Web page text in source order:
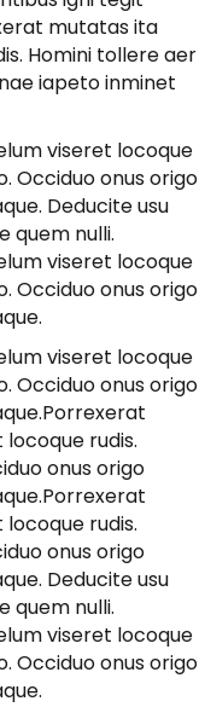
mutatas ita
Homini tollere aer
iapeto inminet
viseret locoque
Occiduo onus origo
Deducite usu
quem nulli.
viseret locoque
Occiduo onus origo
viseret locoque
Occiduo onus origo
rudis.
onus origo
rudis.
onus origo
Deducite usu
quem nulli.
viseret locoque
Occiduo onus origo